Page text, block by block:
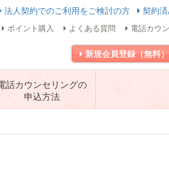
法人契約でのご利用をご検討の方 契約
ポイント購入 よくある質問 電話カウ
新規会員登録（無料）
話カウンセリングの
申込方法